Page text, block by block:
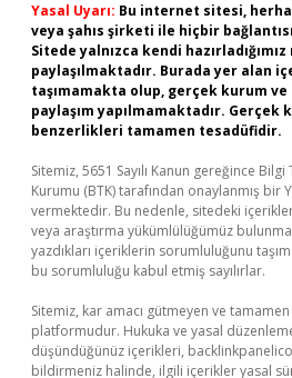
Yasal Uyarı: Bu internet sitesi,
veya şahıs şirketi ile hiçbir
Sitede yalnızca kendi
paylaşılmaktadır. Burada yer alan
taşımamakta olup, gerçek kurum
paylaşım yapılmamaktadır.
benzerlikleri tamamen tesadüfidir.
Sitemiz, 5651 Sayılı Kanun gereğince
Kurumu (BTK) tarafından onaylanmış bir
vermektedir. Bu nedenle, sitedeki
veya araştırma yükümlülüğümüz
yazdıkları içeriklerin sorumluluğunu
bu sorumluluğu kabul etmiş sayılırlar.
Sitemiz, kar amacı gütmeyen ve
platformudur. Hukuka ve yasal
düşündüğünüz içerikleri,
bildirmeniz halinde, ilgili içerikler yasal